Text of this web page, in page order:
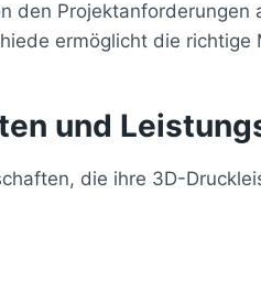
den
ermöglicht die richtige
und
die ihre 3D-